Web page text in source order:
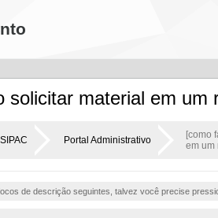
solicitar material em um
SIPAC Portal Administrativo
[como
em um
de descrição seguintes, talvez você precise